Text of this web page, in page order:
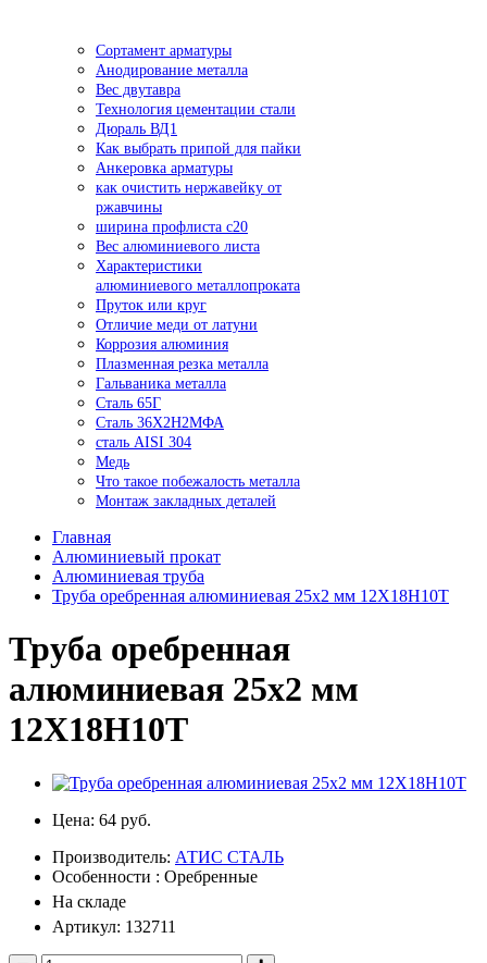
Сортамент арматуры
Анодирование металла
Вес двутавра
Технология цементации стали
Дюраль ВД1
Как выбрать припой для пайки
Анкеровка арматуры
как очистить нержавейку от
ржавчины
ширина профлиста с20
Вес алюминиевого листа
Характеристики
алюминиевого металлопроката
Пруток или круг
Отличие меди от латуни
Коррозия алюминия
Плазменная резка металла
Гальваника металла
Сталь 65Г
Сталь 36Х2Н2МФА
сталь AISI 304
Медь
Что такое побежалость металла
Монтаж закладных деталей
Главная
Алюминиевый прокат
Алюминиевая труба
Труба оребренная алюминиевая 25x2 мм 12Х18Н10Т
Труба оребренная
алюминиевая 25x2 мм
12Х18Н10Т
Цена: 64 руб.
Производитель: АТИС СТАЛЬ
Особенности : Оребренные
На складе
Артикул: 132711